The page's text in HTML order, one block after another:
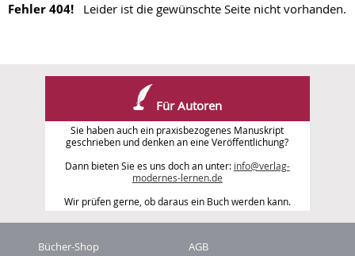
Fehler 404! Leider ist die gewünschte Seite nicht vorhanden.
Für Autoren
Sie haben auch ein praxisbezogenes Manuskript
geschrieben und denken an eine Veröffentlichung?
Dann bieten Sie es uns doch an unter: info@verlag-
modernes-lernen.de
Wir prüfen gerne, ob daraus ein Buch werden kann.
Bücher-Shop AGB